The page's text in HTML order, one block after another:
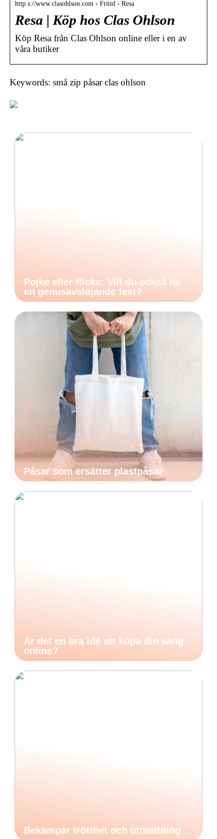
http s://www.clasohlson.com › Fritid › Resa
Resa | Köp hos Clas Ohlson
Köp Resa från Clas Ohlson online eller i en av
våra butiker
Keywords: små zip påsar clas ohlson
Pojke eller flicka: Vill du också ha
en genusavslöjande fest?
Påsar som ersätter plastpåsar
Är det en bra idé att köpa din säng
online?
Bekämpar trötthet och utmattning